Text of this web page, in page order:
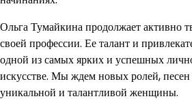
Ольга Тумайкина продолжает активно
своей профессии. Ее талант и
одной из самых ярких и успешных
искусстве. Мы ждем новых ролей, песен
уникальной и талантливой женщины.